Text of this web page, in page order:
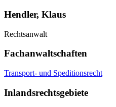
Hendler, Klaus
Rechtsanwalt
Fachanwaltschaften
Transport- und Speditionsrecht
Inlandsrechtsgebiete